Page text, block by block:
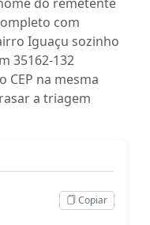
com
Iguaçu sozinho
35162-132
CEP na mesma
a triagem
Copiar